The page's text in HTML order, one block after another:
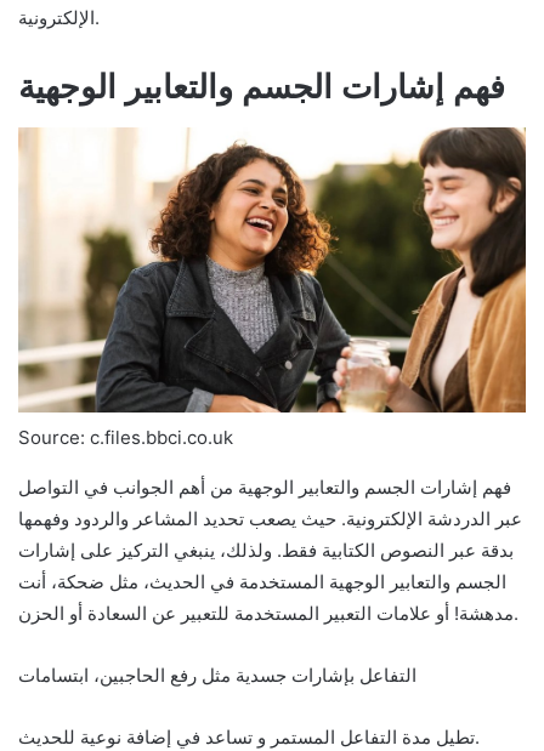
الإلكترونية.
فهم إشارات الجسم والتعابير الوجهية
Source: c.files.bbci.co.uk
فهم إشارات الجسم والتعابير الوجهية من أهم الجوانب في التواصل
عبر الدردشة الإلكترونية. حيث يصعب تحديد المشاعر والردود وفهمها
بدقة عبر النصوص الكتابية فقط. ولذلك، ينبغي التركيز على إشارات
الجسم والتعابير الوجهية المستخدمة في الحديث، مثل ضحكة، أنت
مدهشة! أو علامات التعبير المستخدمة للتعبير عن السعادة أو الحزن.
التفاعل بإشارات جسدية مثل رفع الحاجبين، ابتسامات
تطيل مدة التفاعل المستمر و تساعد في إضافة نوعية للحديث.